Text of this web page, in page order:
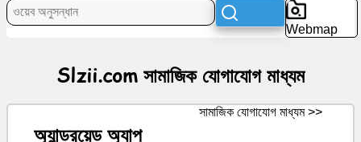
সামাজিক
বিনামূল্যে
Webmap
Slzii.com সামাজিক যোগাযোগ মাধ্যম
অ্যান্ড্রয়েড অ্যাপ
সামাজিক যোগাযোগ মাধ্যম >>